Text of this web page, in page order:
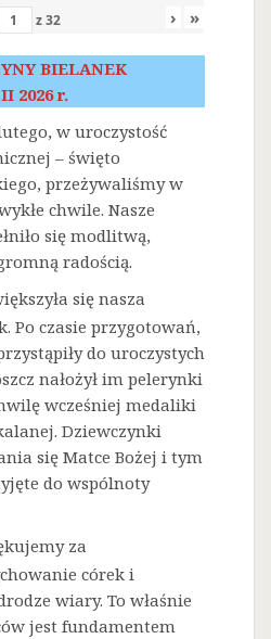
z32 › »
BIELANEK
2026 r.
w uroczystość
– święto
przeżywaliśmy w
chwile. Nasze
się modlitwą,
radością.
się nasza
Po czasie przygotowań,
do uroczystych
nałożył im pelerynki
wcześniej medaliki
Dziewczynki
się Matce Bożej i tym
do wspólnoty
za
córek i
wiary. To właśnie
jest fundamentem